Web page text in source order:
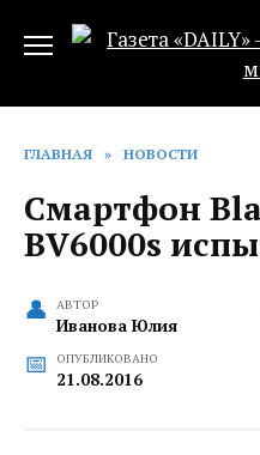
ГЛАВНАЯ » НОВОСТИ
Смартфон
BV6000s
АВТОР
Иванова Юлия
ОПУБЛИКОВАНО
21.08.2016